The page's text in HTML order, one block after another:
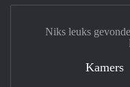
Niks leuks
Kamers